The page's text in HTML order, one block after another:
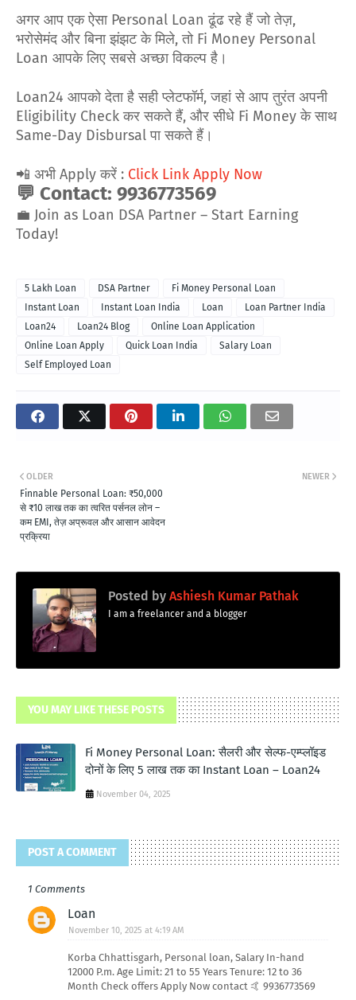
अगर आप एक ऐसा Personal Loan ढूंढ रहे हैं जो तेज़,
भरोसेमंद और बिना झंझट के मिले, तो Fi Money Personal
Loan आपके लिए सबसे अच्छा विकल्प है।
Loan24 आपको देता है सही प्लेटफॉर्म, जहां से आप तुरंत अपनी
Eligibility Check कर सकते हैं, और सीधे Fi Money के साथ
Same-Day Disbursal पा सकते हैं।
📲 अभी Apply करें : Click Link Apply Now
💬 Contact: 9936773569
💼 Join as Loan DSA Partner – Start Earning
Today!
5 Lakh Loan DSA Partner
Fi Money Personal Loan
Instant Loan
Instant Loan India Loan
Loan Partner India
Loan24
Loan24 Blog
Online Loan Application
Online Loan Apply
Quick Loan India
Salary Loan
Self Employed Loan
NEWER
OLDER
Finnable Personal Loan: ₹50,000
से ₹10 लाख तक का त्वरित पर्सनल लोन –
कम EMI, तेज़ अप्रूवल और आसान आवेदन
प्रक्रिया
Posted by Ashiesh Kumar Pathak
I am a freelancer and a blogger
YOU MAY LIKE THESE POSTS
Fi Money Personal Loan: सैलरी और सेल्फ-एम्प्लॉइड
दोनों के लिए 5 लाख तक का Instant Loan – Loan24
November 04, 2025
POST A COMMENT
1 Comments
Loan
November 10, 2025 at 4:19 AM
Korba Chhattisgarh, Personal loan, Salary In-hand
12000 P.m. Age Limit: 21 to 55 Years Tenure: 12 to 36
Month Check offers Apply Now contact 🤙 9936773569